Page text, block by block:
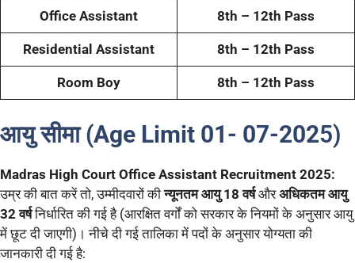
Office Assistant 8th – 12th Pass
Residential Assistant 8th – 12th Pass
Room Boy 8th – 12th Pass
आयु सीमा (Age Limit 01- 07-2025)
Madras High Court Office Assistant Recruitment 2025:
उम्र की बात करें तो, उम्मीदवारों कीन्यूनतम आयु 18 वर्षऔरअधिकतम आयु
32 वर्षनिर्धारित की गई है (आरक्षित वर्गों को सरकार के नियमों के अनुसार आयु
में छूट दी जाएगी)। नीचे दी गई तालिका में पदों के अनुसार योग्यता की
जानकारी दी गई है: